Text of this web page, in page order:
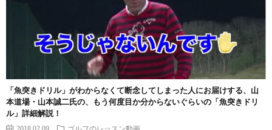
「魚突きドリル」がわからなくて断念してしまった人にお届けする、山
本道場・山本誠二氏の、もう何度目か分からないぐらいの「魚突きドリ
ル」詳細解説！
2018.02.09 ゴルフのレッスン動画